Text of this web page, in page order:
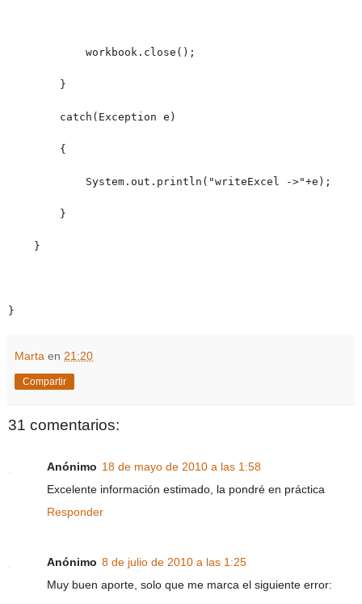
workbook.close();
}
catch(Exception e)
{
System.out.println("writeExcel ->"+e);
}
}
}
Marta en 21:20
Compartir
31 comentarios:
Anónimo 18 de mayo de 2010 a las 1:58
Excelente información estimado, la pondré en práctica
Responder
Anónimo 8 de julio de 2010 a las 1:25
Muy buen aporte, solo que me marca el siguiente error: